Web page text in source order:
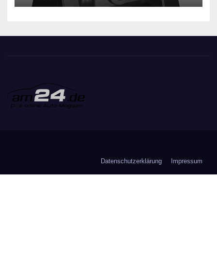
Datenschutzerklärung Impressum